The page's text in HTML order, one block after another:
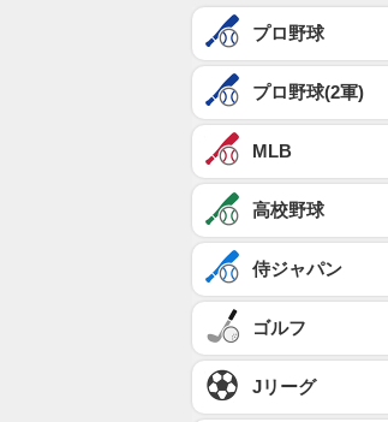
プロ野球
プロ野球(2軍)
MLB
高校野球
侍ジャパン
ゴルフ
Jリーグ